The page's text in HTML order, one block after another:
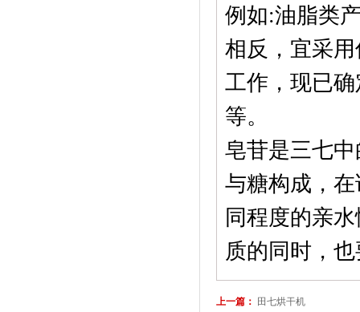
例如:油脂类
相反，宜采
工作，现已
等。
皂苷是三七
与糖构成，
同程度的亲
质的同时，
上一篇： 田七烘干机